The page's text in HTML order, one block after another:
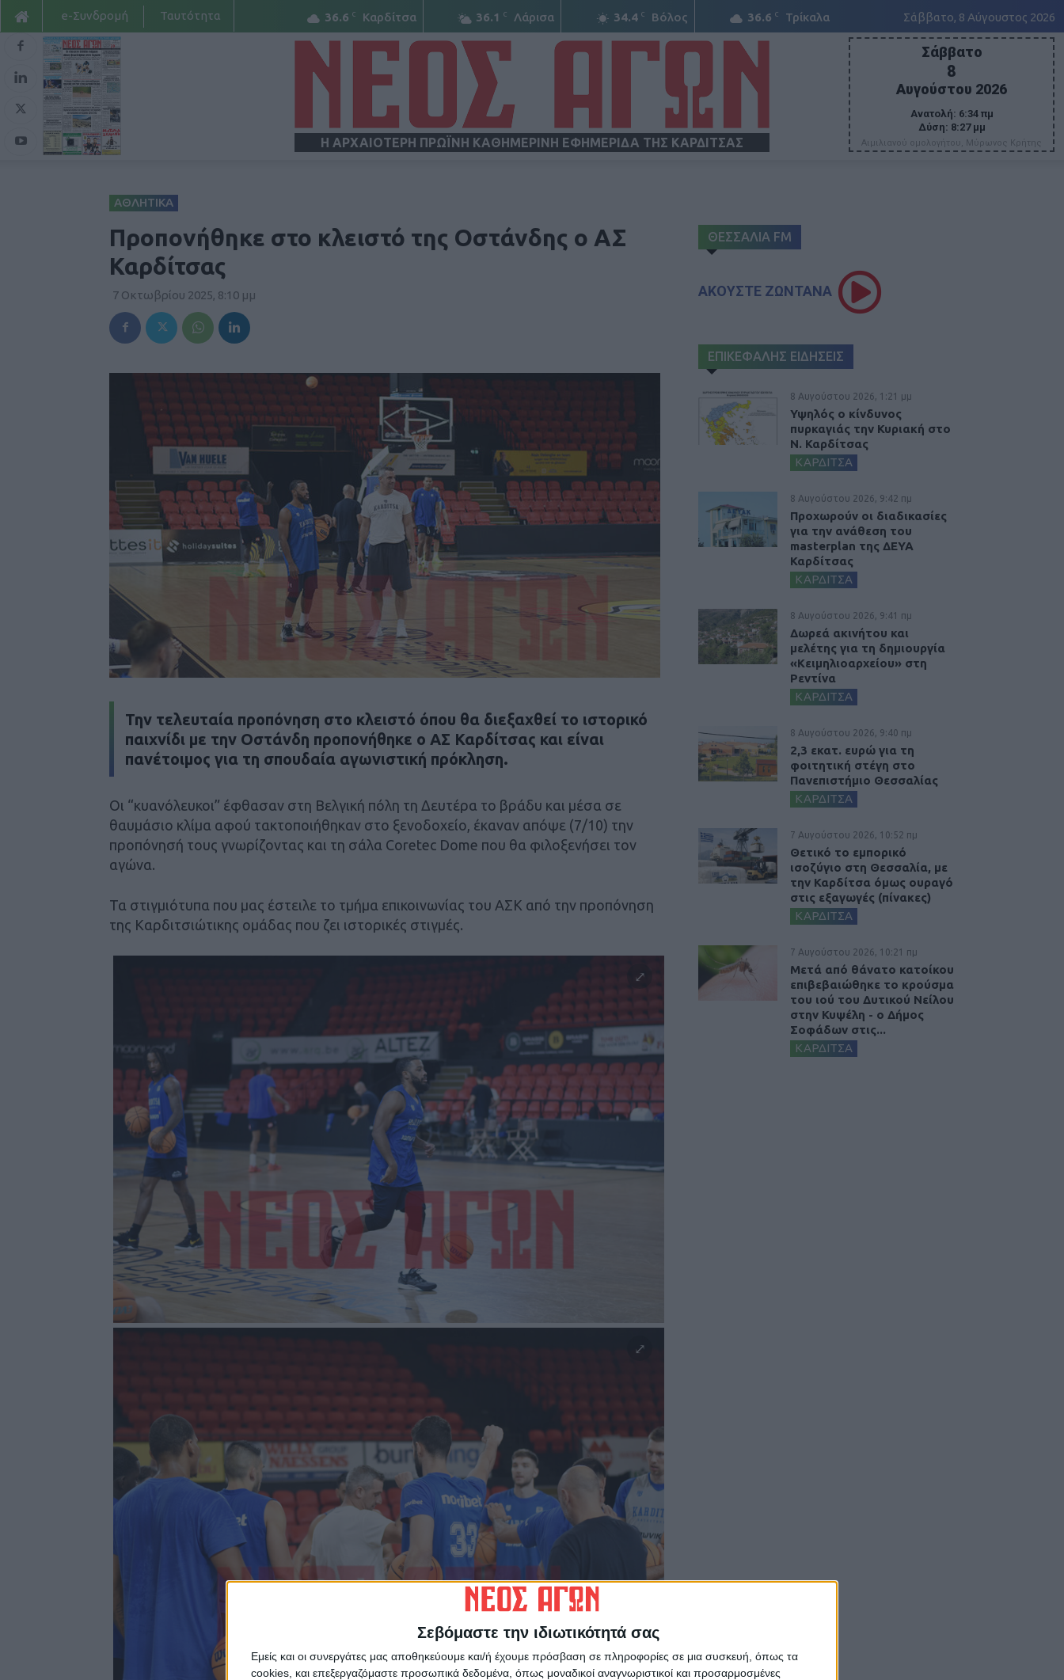
Σεβόμαστε την ιδιωτικότητά σας
Εμείς και οι συνεργάτες μας αποθηκεύουμε και/ή έχουμε πρόσβαση σε πληροφορίες σε μια συσκευή, όπως τα
cookies, και επεξεργαζόμαστε προσωπικά δεδομένα, όπως μοναδικοί αναγνωριστικοί και προσαρμοσμένες
36.6 C Καρδίτσα 36.1 C Λάρισα 34.4 C Βόλος 36.6 C Τρίκαλα Σάββατο, 8 Αύγουστος 2026
e-Συνδρομή Ταυτότητα
Η ΑΡΧΑΙΟΤΕΡΗ ΠΡΩΪΝΗ ΚΑΘΗΜΕΡΙΝΗ ΕΦΗΜΕΡΙΔΑ ΤΗΣ ΚΑΡΔΙΤΣΑΣ
Σάββατο
8
Αυγούστου 2026
Ανατολή: 6:34 πμ
Δύση: 8:27 μμ
Αιμιλιανού ομολογήτου, Μύρωνος Κρήτης
ΑΘΛΗΤΙΚΑ
Προπονήθηκε στο κλειστό της Οστάνδης ο ΑΣ
Καρδίτσας
7 Οκτωβρίου 2025, 8:10 μμ
Την τελευταία προπόνηση στο κλειστό όπου θα διεξαχθεί το ιστορικό
παιχνίδι με την Οστάνδη προπονήθηκε ο ΑΣ Καρδίτσας και είναι
πανέτοιμος για τη σπουδαία αγωνιστική πρόκληση.
Οι “κυανόλευκοι” έφθασαν στη Βελγική πόλη τη Δευτέρα το βράδυ και μέσα σε
θαυμάσιο κλίμα αφού τακτοποιήθηκαν στο ξενοδοχείο, έκαναν απόψε (7/10) την
προπόνησή τους γνωρίζοντας και τη σάλα Coretec Dome που θα φιλοξενήσει τον
αγώνα.
Τα στιγμιότυπα που μας έστειλε το τμήμα επικοινωνίας του ΑΣΚ από την προπόνηση
της Καρδιτσιώτικης ομάδας που ζει ιστορικές στιγμές.
ΘΕΣΣΑΛΙΑ FM
ΑΚΟΥΣΤΕ ΖΩΝΤΑΝΑ
ΕΠΙΚΕΦΑΛΗΣ ΕΙΔΗΣΕΙΣ
8 Αυγούστου 2026, 1:21 μμ
Υψηλός ο κίνδυνος
πυρκαγιάς την Κυριακή στο
Ν. Καρδίτσας
ΚΑΡΔΙΤΣΑ
8 Αυγούστου 2026, 9:42 πμ
Προχωρούν οι διαδικασίες
για την ανάθεση του
masterplan της ΔΕΥΑ
Καρδίτσας
ΚΑΡΔΙΤΣΑ
8 Αυγούστου 2026, 9:41 πμ
Δωρεά ακινήτου και
μελέτης για τη δημιουργία
«Κειμηλιοαρχείου» στη
Ρεντίνα
ΚΑΡΔΙΤΣΑ
8 Αυγούστου 2026, 9:40 πμ
2,3 εκατ. ευρώ για τη
φοιτητική στέγη στο
Πανεπιστήμιο Θεσσαλίας
ΚΑΡΔΙΤΣΑ
7 Αυγούστου 2026, 10:52 πμ
Θετικό το εμπορικό
ισοζύγιο στη Θεσσαλία, με
την Καρδίτσα όμως ουραγό
στις εξαγωγές (πίνακες)
ΚΑΡΔΙΤΣΑ
7 Αυγούστου 2026, 10:21 πμ
Μετά από θάνατο κατοίκου
επιβεβαιώθηκε το κρούσμα
του ιού του Δυτικού Νείλου
στην Κυψέλη - ο Δήμος
Σοφάδων στις...
ΚΑΡΔΙΤΣΑ